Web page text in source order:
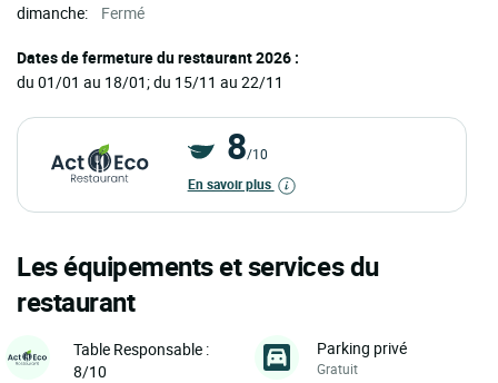
dimanche:
Fermé
Dates de fermeture du restaurant 2026 :
du 01/01 au 18/01; du 15/11 au 22/11
8/10
En savoir plus
Les équipements et services du
restaurant
Table Responsable :
8/10
Parking privé
Gratuit